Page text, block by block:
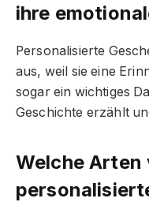
ihre
Personalisierte
aus, weil sie eine
sogar ein wichtiges
Geschichte erzählt
Welche Arten